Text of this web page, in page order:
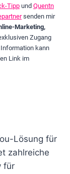
Tipp und Quentn
senden mir
Marketing,
Zugang
Information kann
Link im
Lösung für
zahlreiche
für